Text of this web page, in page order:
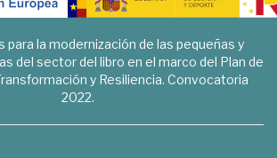
para la modernización de las pequeñas y
del sector del libro en el marco del Plan de
y Resiliencia. Convocatoria
2022.